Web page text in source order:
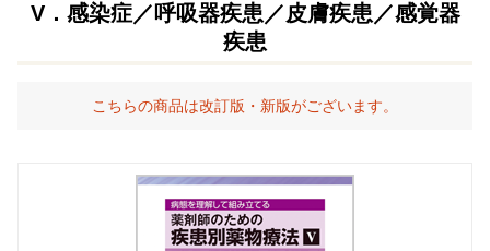
V．感染症／呼吸器疾患／皮膚疾患／感覚器
疾患
こちらの商品は改訂版・新版がございます。